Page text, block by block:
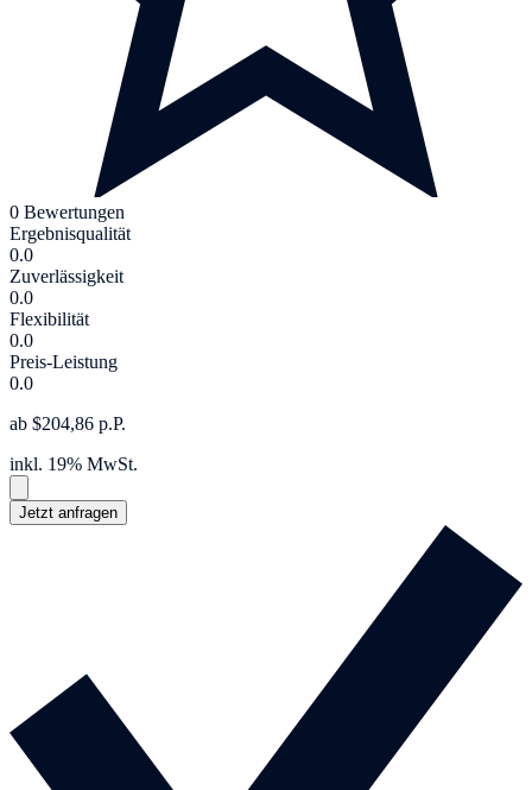
0 Bewertungen
Ergebnisqualität
0.0
Zuverlässigkeit
0.0
Flexibilität
0.0
Preis-Leistung
0.0
ab $204,86 p.P.
inkl. 19% MwSt.
Jetzt anfragen